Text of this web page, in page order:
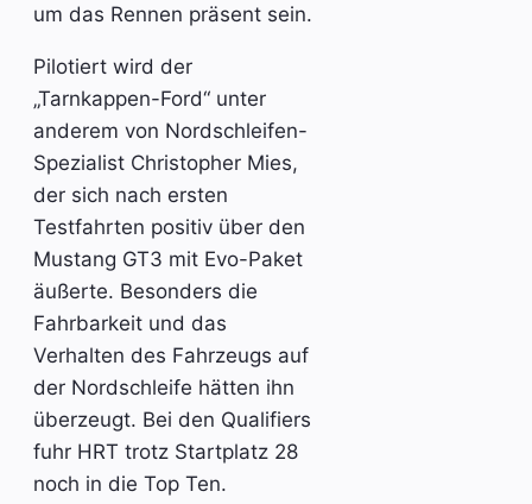
um das Rennen präsent sein.
Pilotiert wird der
„Tarnkappen-Ford“ unter
anderem von Nordschleifen-
Spezialist Christopher Mies,
der sich nach ersten
Testfahrten positiv über den
Mustang GT3 mit Evo-Paket
äußerte. Besonders die
Fahrbarkeit und das
Verhalten des Fahrzeugs auf
der Nordschleife hätten ihn
überzeugt. Bei den Qualifiers
fuhr HRT trotz Startplatz 28
noch in die Top Ten.